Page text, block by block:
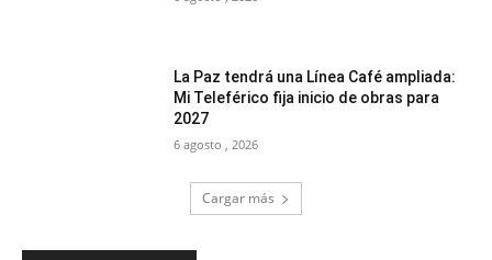
La Paz tendrá una Línea Café ampliada:
Mi Teleférico fija inicio de obras para
2027
6 agosto , 2026
Cargar más